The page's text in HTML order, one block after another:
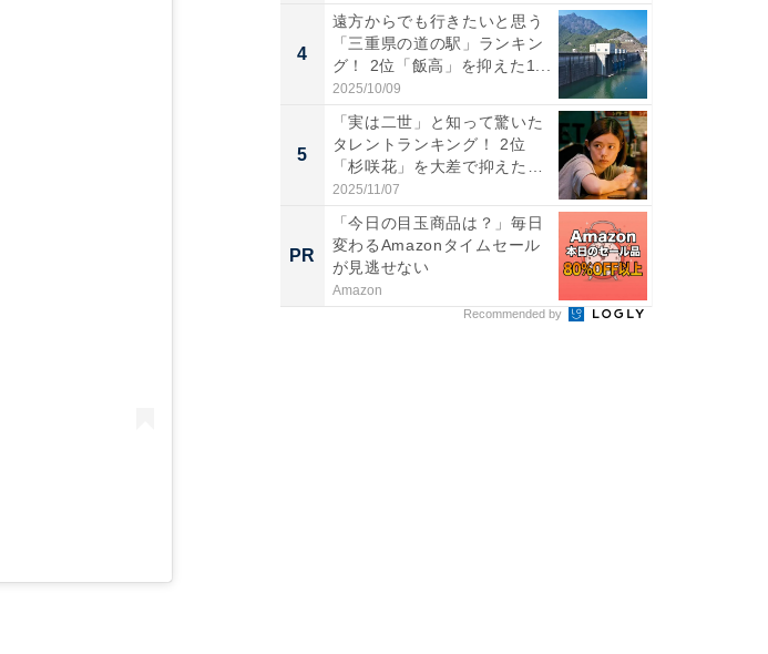
4
遠方からでも行きたいと思う
「三重県の道の駅」ランキン
グ！ 2位「飯高」を抑えた1...
2025/10/09
5
「実は二世」と知って驚いた
タレントランキング！ 2位
「杉咲花」を大差で抑えた1
位...
2025/11/07
PR
「今日の目玉商品は？」毎日
変わるAmazonタイムセール
が見逃せない
Amazon
Recommended by